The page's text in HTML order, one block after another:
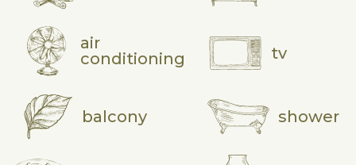
air
conditioning
balcony
tv
shower